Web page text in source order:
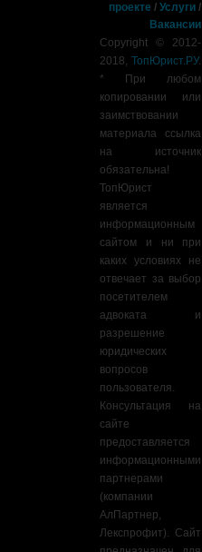
проекте /Услуги /
Вакансии
Copyright © 2012-
2018,ТопЮрист.РУ.
* При любом
копировании или
заимствовании
материала ссылка
на источник
обязательна!
ТопЮрист
является
информационным
сайтом и ни при
каких условиях не
отвечает за выбор
посетителем
адвоката и
разрешение
юридических
вопросов
пользователя.
Консультация на
сайте
предоставляется
информационными
партнерами
(компании
АлПартнер,
Лекспрофит). Сайт